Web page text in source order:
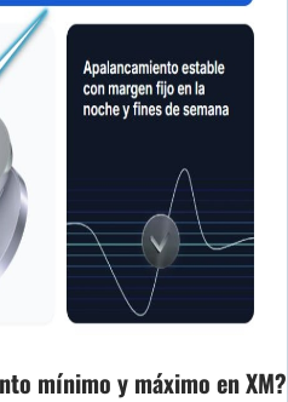
mínimo y máximo en XM?